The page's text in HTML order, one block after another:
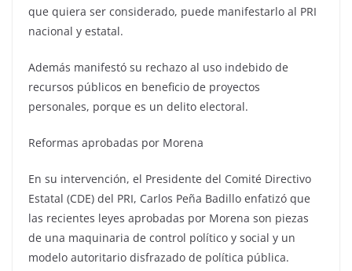
que quiera ser considerado, puede manifestarlo al PRI
nacional y estatal.
Además manifestó su rechazo al uso indebido de
recursos públicos en beneficio de proyectos
personales, porque es un delito electoral.
Reformas aprobadas por Morena
En su intervención, el Presidente del Comité Directivo
Estatal (CDE) del PRI, Carlos Peña Badillo enfatizó que
las recientes leyes aprobadas por Morena son piezas
de una maquinaria de control político y social y un
modelo autoritario disfrazado de política pública.